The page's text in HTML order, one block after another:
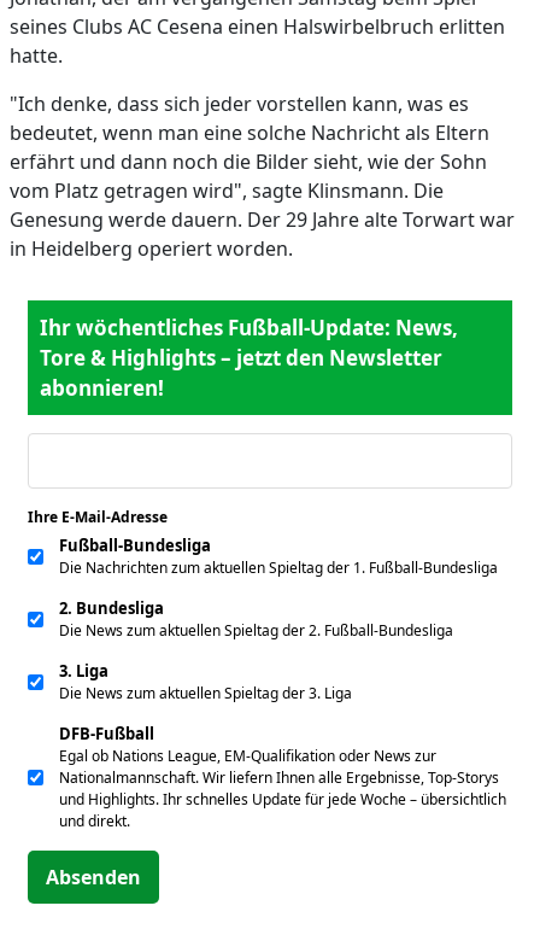
seines Clubs AC Cesena einen Halswirbelbruch erlitten
hatte.
"Ich denke, dass sich jeder vorstellen kann, was es
bedeutet, wenn man eine solche Nachricht als Eltern
erfährt und dann noch die Bilder sieht, wie der Sohn
vom Platz getragen wird", sagte Klinsmann. Die
Genesung werde dauern. Der 29 Jahre alte Torwart war
in Heidelberg operiert worden.
Ihr wöchentliches Fußball-Update: News,
Tore & Highlights – jetzt den Newsletter
abonnieren!
Ihre E-Mail-Adresse
Fußball-Bundesliga
Die Nachrichten zum aktuellen Spieltag der 1. Fußball-Bundesliga
2. Bundesliga
Die News zum aktuellen Spieltag der 2. Fußball-Bundesliga
3. Liga
Die News zum aktuellen Spieltag der 3. Liga
DFB-Fußball
Egal ob Nations League, EM-Qualifikation oder News zur
Nationalmannschaft. Wir liefern Ihnen alle Ergebnisse, Top-Storys
und Highlights. Ihr schnelles Update für jede Woche – übersichtlich
und direkt.
Absenden